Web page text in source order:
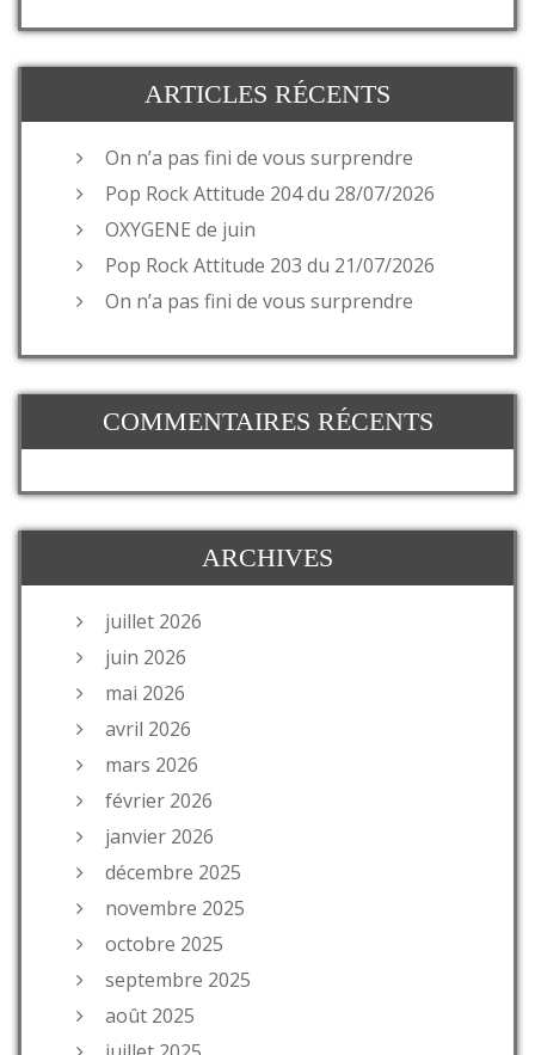
ARTICLES RÉCENTS
On n’a pas fini de vous surprendre
Pop Rock Attitude 204 du 28/07/2026
OXYGENE de juin
Pop Rock Attitude 203 du 21/07/2026
On n’a pas fini de vous surprendre
COMMENTAIRES RÉCENTS
ARCHIVES
juillet 2026
juin 2026
mai 2026
avril 2026
mars 2026
février 2026
janvier 2026
décembre 2025
novembre 2025
octobre 2025
septembre 2025
août 2025